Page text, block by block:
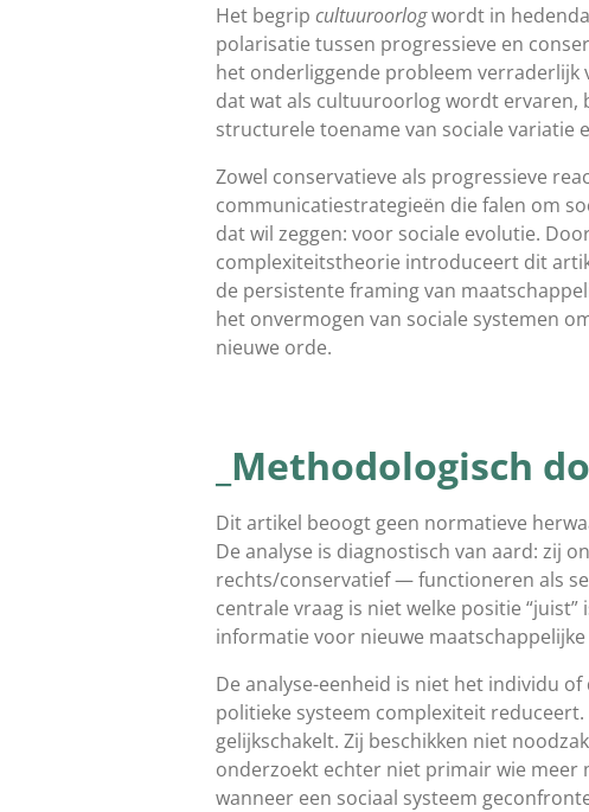
Het begrip cultuuroorlogwordt in
polarisatie tussen progressieve en
het onderliggende probleem
dat wat als cultuuroorlog wordt ervaren,
structurele toename van sociale variatie
Zowel conservatieve als progressieve
communicatiestrategieën die falen om
dat wil zeggen: voor sociale evolutie.
complexiteitstheorie introduceert dit
de persistente framing van
het onvermogen van sociale systemen
nieuwe orde.
_Methodologisch
Dit artikel beoogt geen normatieve
De analyse is diagnostisch van aard: zij
rechts/conservatief — functioneren als
centrale vraag is niet welke positie
informatie voor nieuwe
De analyse-eenheid is niet het individu
politieke systeem complexiteit
gelijkschakelt. Zij beschikken niet
onderzoekt echter niet primair wie meer
wanneer een sociaal systeem